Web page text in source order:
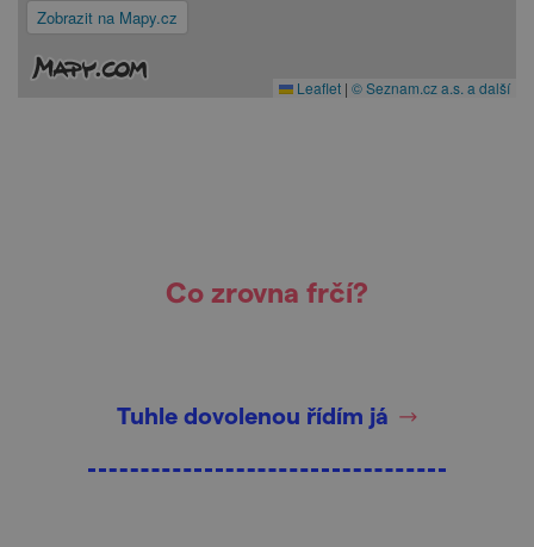
Zobrazit na Mapy.cz
Leaflet | © Seznam.cz a.s. a další
Co zrovna frčí?
Tuhle dovolenou řídím já